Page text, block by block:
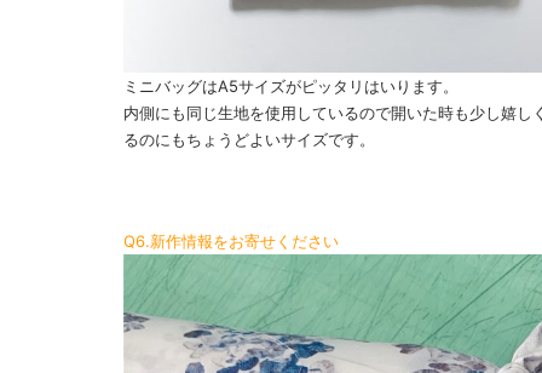
ミニバッグはA5サイズがピッタリはいります。
内側にも同じ生地を使用しているので開いた時も少し嬉
るのにもちょうどよいサイズです。
Q6.新作情報をお寄せください